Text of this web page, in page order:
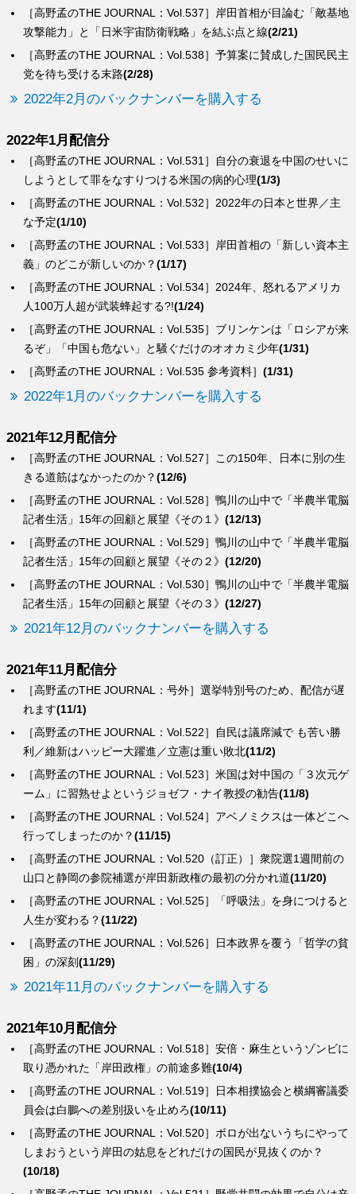
［高野孟のTHE JOURNAL：Vol.538］予算案に賛成した国民民主
党を待ち受ける末路(2/28)
［高野孟のTHE JOURNAL：Vol.537］岸田首相が目論む「敵基地
攻撃能力」と「日米宇宙防衛戦略」を結ぶ点と線(2/21)
2022年2月のバックナンバーを購入する
2022年1月配信分
［高野孟のTHE JOURNAL：Vol.535 参考資料］(1/31)
［高野孟のTHE JOURNAL：Vol.535］ブリンケンは「ロシアが来
るぞ」「中国も危ない」と騒ぐだけのオオカミ少年(1/31)
［高野孟のTHE JOURNAL：Vol.534］2024年、怒れるアメリカ
人100万人超が武装蜂起する?!(1/24)
［高野孟のTHE JOURNAL：Vol.533］岸田首相の「新しい資本主
義」のどこが新しいのか？(1/17)
［高野孟のTHE JOURNAL：Vol.532］2022年の日本と世界／主
な予定(1/10)
［高野孟のTHE JOURNAL：Vol.531］自分の衰退を中国のせいに
しようとして罪をなすりつける米国の病的心理(1/3)
2022年1月のバックナンバーを購入する
2021年12月配信分
［高野孟のTHE JOURNAL：Vol.530］鴨川の山中で「半農半電脳
記者生活」15年の回顧と展望《その３》(12/27)
［高野孟のTHE JOURNAL：Vol.529］鴨川の山中で「半農半電脳
記者生活」15年の回顧と展望《その２》(12/20)
［高野孟のTHE JOURNAL：Vol.528］鴨川の山中で「半農半電脳
記者生活」15年の回顧と展望《その１》(12/13)
［高野孟のTHE JOURNAL：Vol.527］この150年、日本に別の生
きる道筋はなかったのか？(12/6)
2021年12月のバックナンバーを購入する
2021年11月配信分
［高野孟のTHE JOURNAL：Vol.526］日本政界を覆う「哲学の貧
困」の深刻(11/29)
［高野孟のTHE JOURNAL：Vol.525］「呼吸法」を身につけると
人生が変わる？(11/22)
［高野孟のTHE JOURNAL：Vol.520（訂正）］衆院選1週間前の
山口と静岡の参院補選が岸田新政権の最初の分かれ道(11/20)
［高野孟のTHE JOURNAL：Vol.524］アベノミクスは一体どこへ
行ってしまったのか？(11/15)
［高野孟のTHE JOURNAL：Vol.523］米国は対中国の「３次元ゲ
ーム」に習熟せよというジョゼフ・ナイ教授の勧告(11/8)
［高野孟のTHE JOURNAL：Vol.522］自民は議席減で も苦い勝
利／維新はハッピー大躍進／立憲は重い敗北(11/2)
［高野孟のTHE JOURNAL：号外］選挙特別号のため、配信が遅
れます(11/1)
2021年11月のバックナンバーを購入する
2021年10月配信分
［高野孟のTHE JOURNAL：Vol.520］ボロが出ないうちにやって
しまおうという岸田の姑息をどれだけの国民が見抜くのか？
(10/18)
［高野孟のTHE JOURNAL：Vol.519］日本相撲協会と横綱審議委
員会は白鵬への差別扱いを止めろ(10/11)
［高野孟のTHE JOURNAL：Vol.518］安倍・麻生というゾンビに
取り憑かれた「岸田政権」の前途多難(10/4)